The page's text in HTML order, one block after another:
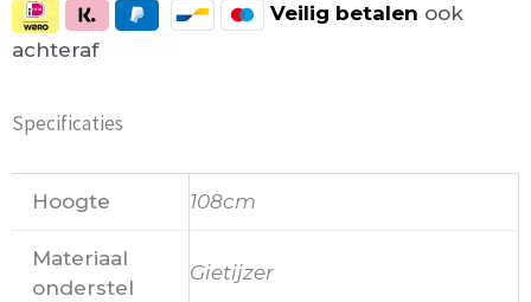
Veilig betalen ook
achteraf
Specificaties
Hoogte 108cm
Materiaal
onderstel
Gietijzer